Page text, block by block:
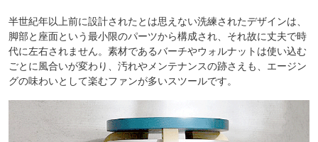
半世紀年以上前に設計されたとは思えない洗練されたデザインは、
脚部と座面という最小限のパーツから構成され、それ故に丈夫で時
代に左右されません。素材であるバーチやウォルナットは使い込む
ごとに風合いが変わり、汚れやメンテナンスの跡さえも、エージン
グの味わいとして楽むファンが多いスツールです。